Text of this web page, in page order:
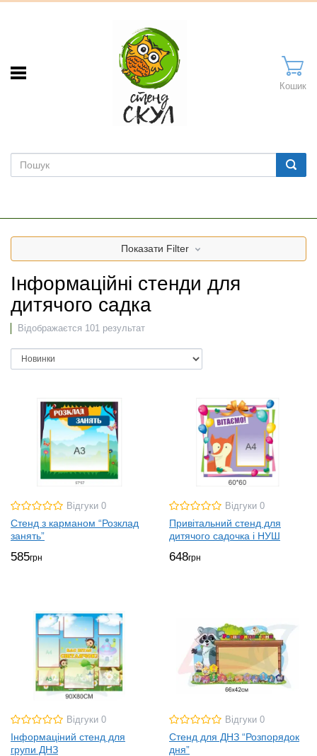
Кошик
Показати Filter
Інформаційні стенди для
дитячого садка
Відображаєтся 101 результат
Відгуки 0
Стенд з карманом “Розклад
занять”
585грн
Відгуки 0
Привітальний стенд для
дитячого садочка і НУШ
648грн
Відгуки 0
Інформаціний стенд для
групи ДНЗ
Відгуки 0
Стенд для ДНЗ “Розпорядок
дня”